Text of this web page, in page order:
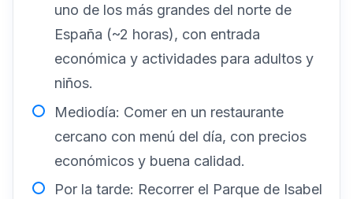
uno de los más grandes del norte de
España (~2 horas), con entrada
económica y actividades para adultos y
niños.
Mediodía: Comer en un restaurante
cercano con menú del día, con precios
económicos y buena calidad.
Por la tarde: Recorrer el Parque de Isabel